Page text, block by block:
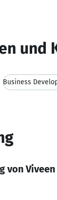
und
Business
von